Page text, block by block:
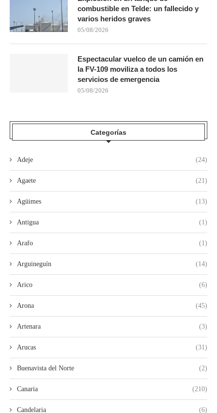
combustible en Telde: un fallecido y
varios heridos graves
05/08/2026
Espectacular vuelco de un camión en
la FV-109 moviliza a todos los
servicios de emergencia
05/08/2026
Categorías
Adeje (24)
Agaete (21)
Agüimes (13)
Antigua (1)
Arafo (1)
Arguineguín (14)
Arico (6)
Arona (45)
Artenara (3)
Arucas (31)
Buenavista del Norte (2)
Canaria (210)
Candelaria (6)